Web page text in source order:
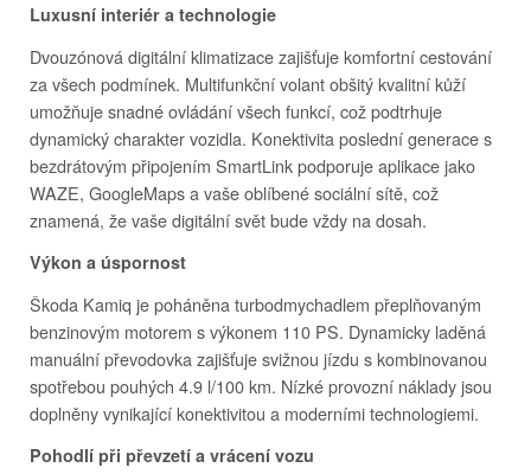
Luxusní interiér a technologie
Dvouzónová digitální klimatizace zajišťuje komfortní cestování
za všech podmínek. Multifunkční volant obšitý kvalitní kůží
umožňuje snadné ovládání všech funkcí, což podtrhuje
dynamický charakter vozidla. Konektivita poslední generace s
bezdrátovým připojením SmartLink podporuje aplikace jako
WAZE, GoogleMaps a vaše oblíbené sociální sítě, což
znamená, že vaše digitální svět bude vždy na dosah.
Výkon a úspornost
Škoda Kamiq je poháněna turbodmychadlem přeplňovaným
benzinovým motorem s výkonem 110 PS. Dynamicky laděná
manuální převodovka zajišťuje svižnou jízdu s kombinovanou
spotřebou pouhých 4.9 l/100 km. Nízké provozní náklady jsou
doplněny vynikající konektivitou a moderními technologiemi.
Pohodlí při převzetí a vrácení vozu